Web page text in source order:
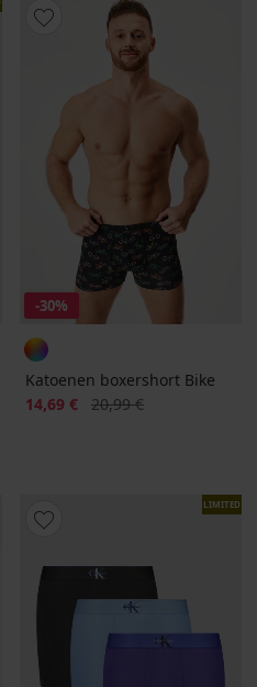
-30%
Katoenen boxershort Bike
Korting
14,69 € Oorspronkelijke prijs
20,99 €
LIMITED